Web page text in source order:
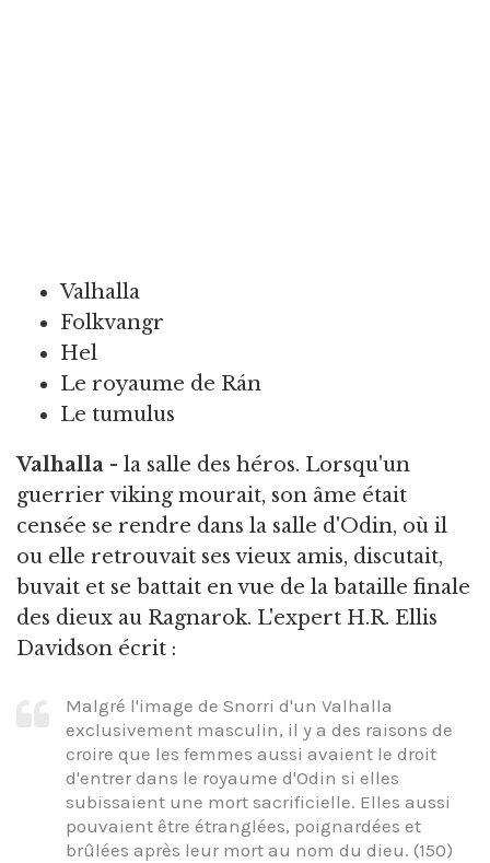
Valhalla
Folkvangr
Hel
Le royaume de Rán
Le tumulus
Valhalla - la salle des héros. Lorsqu'un
guerrier viking mourait, son âme était
censée se rendre dans la salle d'Odin, où il
ou elle retrouvait ses vieux amis, discutait,
buvait et se battait en vue de la bataille finale
des dieux au Ragnarok. L'expert H.R. Ellis
Davidson écrit :
Malgré l'image de Snorri d'un Valhalla
exclusivement masculin, il y a des raisons de
croire que les femmes aussi avaient le droit
d'entrer dans le royaume d'Odin si elles
subissaient une mort sacrificielle. Elles aussi
pouvaient être étranglées, poignardées et
brûlées après leur mort au nom du dieu. (150)